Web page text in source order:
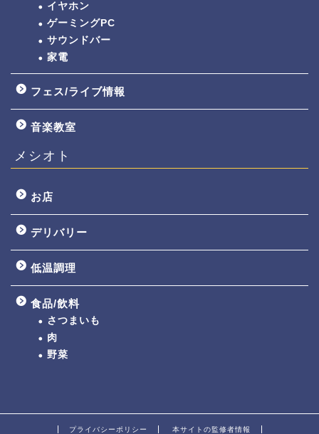
イヤホン
ゲーミングPC
サウンドバー
家電
フェス/ライブ情報
音楽教室
メシオト
お店
デリバリー
低温調理
食品/飲料
さつまいも
肉
野菜
プライバシーポリシー 本サイトの監修者情報